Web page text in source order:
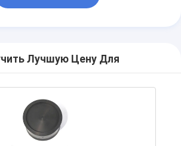
Лучшую Цену Для